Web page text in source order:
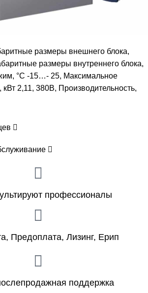
размеры внешнего блока,
размеры внутреннего блока,
°С -15…- 25, Maксимальное
кВт 2,11, 380В, Производительность,
профессионалы
Предоплата, Лизинг, Ерип
поддержка